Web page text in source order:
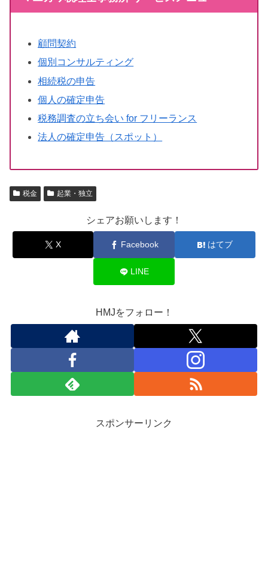
顧問契約
個別コンサルティング
相続税の申告
個人の確定申告
税務調査の立ち会い for フリーランス
法人の確定申告（スポット）
税金 起業・独立
シェアお願いします！
X Facebook はてブ
LINE
HMJをフォロー！
スポンサーリンク